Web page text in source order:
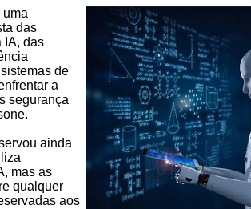
uma
das
IA, das
de
a
segurança
ainda
mas as
qualquer
aos